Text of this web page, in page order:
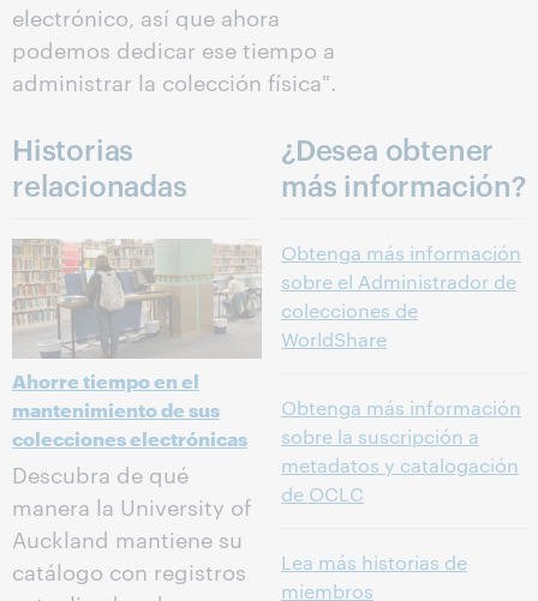
electrónico, así que ahora
podemos dedicar ese tiempo a
administrar la colección física".
Historias
relacionadas
Ahorre tiempo en el
mantenimiento de sus
colecciones electrónicas
Descubra de qué
manera la University of
Auckland mantiene su
catálogo con registros
¿Desea obtener
más información?
Obtenga más información
sobre el Administrador de
colecciones de
WorldShare
Obtenga más información
sobre la suscripción a
metadatos y catalogación
de OCLC
Lea más historias de
miembros